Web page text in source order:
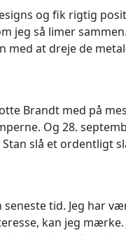
og fik rigtig
jeg så limer
med at dreje de
Brandt med på
Og 28.
slå et ordentligt
tid. Jeg har
kan jeg mærke.